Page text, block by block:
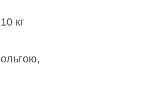
кг